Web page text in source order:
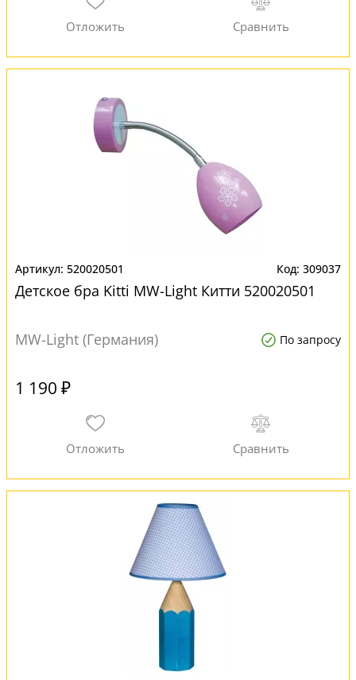
520020501 309037
Детское бра Kitti MW-Light Китти 520020501
MW-Light (Германия) По запросу
1 190 ₽